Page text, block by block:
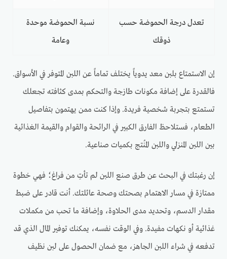
تعدل درجة الحموضة حسب
ذوقك
نسبة الحموضة موحدة
وعامة
إن الاستمتاع بلبن معد يدوياً يختلف تماماً عن اللبن المتوفر في الأسواق.
فالقدرة على إضافة مكونات طازجة والتحكم بمدى كثافته تجعلك
تستمتع بتجربة شخصية فريدة. وإذا كنت ممن يهتمون بتفاصيل
الطعام، فستلاحظ الفارق الكبير في الرائحة والقوام والقيمة الغذائية
بين اللبن المنزلي واللبن المُنتج بكميات صناعية.
إن رغبتك في البحث عن طرق صنع اللبن لم تأتِ من فراغ؛ فهي خطوة
ممتازة في مسار الاهتمام بصحتك وصحة عائلتك. أنت قادر على ضبط
مقدار الدسم، وتحديد مدى الحلاوة، وإضافة ما تحب من مكملات
غذائية أو نكهات مفيدة. وفي الوقت نفسه، يمكنك توفير المال الذي قد
تدفعه في شراء اللبن الجاهز، مع ضمان الحصول على لبن نظيف